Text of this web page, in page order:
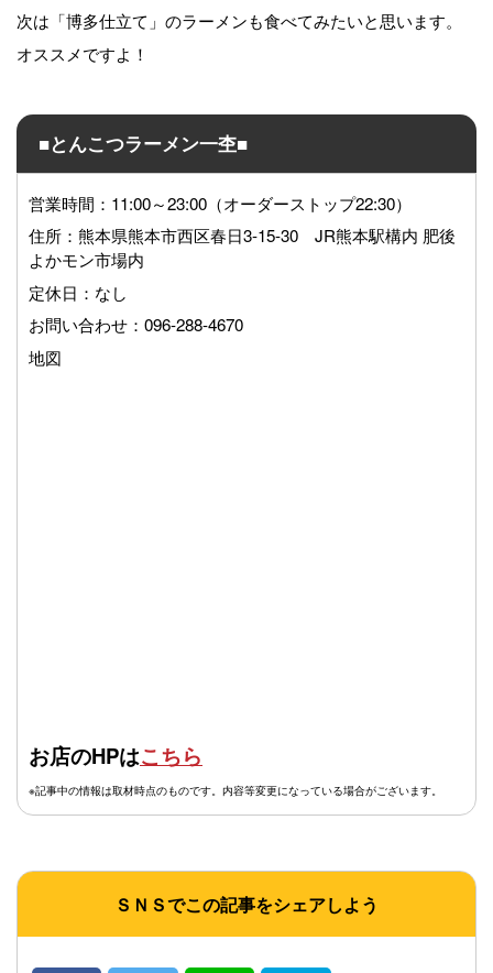
次は「博多仕立て」のラーメンも食べてみたいと思います。
オススメですよ！
■とんこつラーメン一杢■
営業時間：11:00～23:00（オーダーストップ22:30）
住所：熊本県熊本市西区春日3-15-30 JR熊本駅構内 肥後
よかモン市場内
定休日：なし
お問い合わせ：096-288-4670
地図
お店のHPはこちら
※記事中の情報は取材時点のものです。内容等変更になっている場合がございます。
ＳＮＳでこの記事をシェアしよう